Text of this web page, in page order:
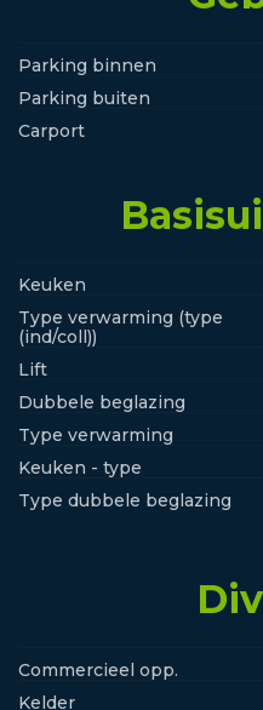
Parking binnen
Parking buiten
Carport
Keuken
Type verwarming (type
(ind/coll))
Lift
Dubbele beglazing
Type verwarming
Keuken - type
Type dubbele beglazing
Commercieel opp.
Kelder